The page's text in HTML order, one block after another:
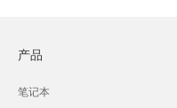
产品
笔记本